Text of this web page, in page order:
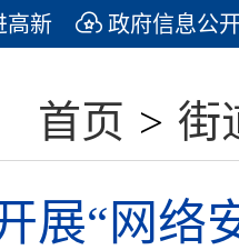
高新 政府信息公
首页 > 街
展“网络